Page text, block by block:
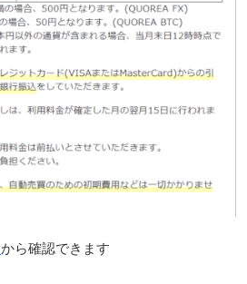
から確認できます